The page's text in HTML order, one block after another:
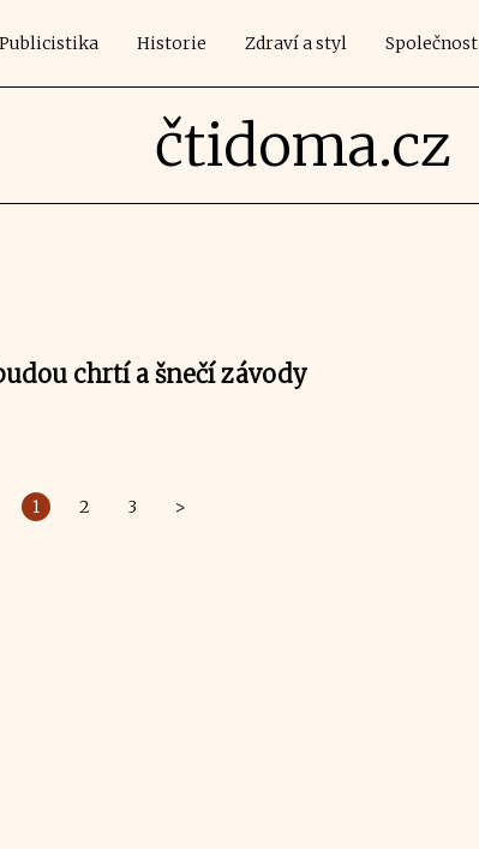
Publicistika Historie Zdraví a styl Společnost
čtidoma.cz
chrtí a šnečí závody
1 2 3 >